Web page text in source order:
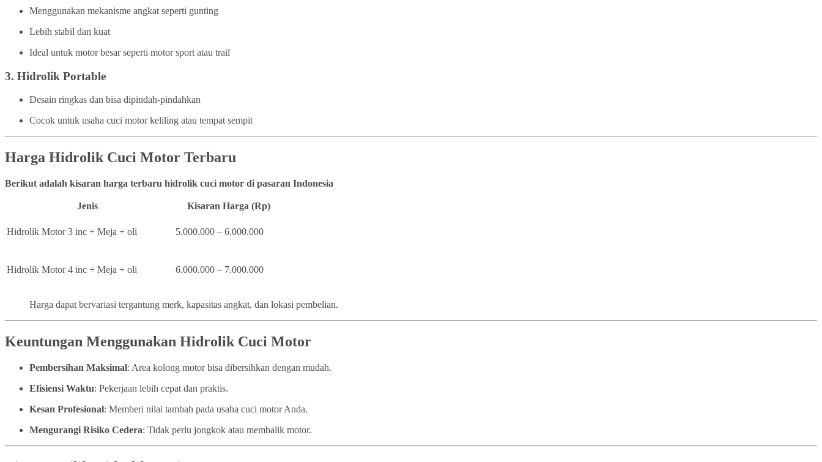
Menggunakan mekanisme angkat seperti gunting
Lebih stabil dan kuat
Ideal untuk motor besar seperti motor sport atau trail
3. Hidrolik Portable
Desain ringkas dan bisa dipindah-pindahkan
Cocok untuk usaha cuci motor keliling atau tempat sempit
Harga Hidrolik Cuci Motor Terbaru
Berikut adalah kisaran harga terbaru hidrolik cuci motor di pasaran Indonesia
Jenis Kisaran Harga (Rp)
Hidrolik Motor 3 inc + Meja + oli 5.000.000 – 6.000.000
Hidrolik Motor 4 inc + Meja + oli 6.000.000 – 7.000.000
Harga dapat bervariasi tergantung merk, kapasitas angkat, dan lokasi pembelian.
Keuntungan Menggunakan Hidrolik Cuci Motor
Pembersihan Maksimal: Area kolong motor bisa dibersihkan dengan mudah.
Efisiensi Waktu: Pekerjaan lebih cepat dan praktis.
Kesan Profesional: Memberi nilai tambah pada usaha cuci motor Anda.
Mengurangi Risiko Cedera: Tidak perlu jongkok atau membalik motor.